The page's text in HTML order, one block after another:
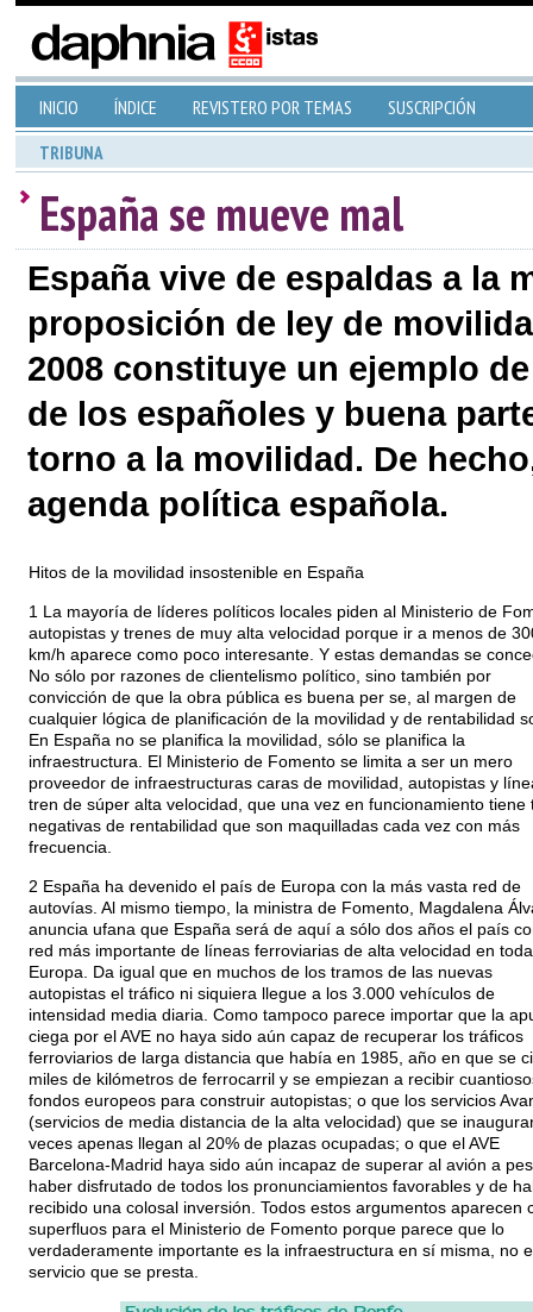
INICIO ÍNDICE REVISTERO POR TEMAS SUSCRIPCIÓN
TRIBUNA
España se mueve mal
España vive de espaldas a la
proposición de ley de
2008 constituye un ejemplo
de los españoles y buena
torno a la movilidad. De
agenda política española.
Hitos de la movilidad insostenible en España
1 La mayoría de líderes políticos locales piden al Ministerio de
autopistas y trenes de muy alta velocidad porque ir a menos de
km/h aparece como poco interesante. Y estas demandas se
No sólo por razones de clientelismo político, sino también por
convicción de que la obra pública es buena per se, al margen de
cualquier lógica de planificación de la movilidad y de rentabilidad
En España no se planifica la movilidad, sólo se planifica la
infraestructura. El Ministerio de Fomento se limita a ser un mero
proveedor de infraestructuras caras de movilidad, autopistas y
tren de súper alta velocidad, que una vez en funcionamiento tiene
negativas de rentabilidad que son maquilladas cada vez con más
frecuencia.
2 España ha devenido el país de Europa con la más vasta red de
autovías. Al mismo tiempo, la ministra de Fomento, Magdalena
anuncia ufana que España será de aquí a sólo dos años el país
red más importante de líneas ferroviarias de alta velocidad en toda
Europa. Da igual que en muchos de los tramos de las nuevas
autopistas el tráfico ni siquiera llegue a los 3.000 vehículos de
intensidad media diaria. Como tampoco parece importar que la
ciega por el AVE no haya sido aún capaz de recuperar los tráficos
ferroviarios de larga distancia que había en 1985, año en que se
miles de kilómetros de ferrocarril y se empiezan a recibir
fondos europeos para construir autopistas; o que los servicios
(servicios de media distancia de la alta velocidad) que se
veces apenas llegan al 20% de plazas ocupadas; o que el AVE
Barcelona-Madrid haya sido aún incapaz de superar al avión a
haber disfrutado de todos los pronunciamientos favorables y de
recibido una colosal inversión. Todos estos argumentos aparecen
superfluos para el Ministerio de Fomento porque parece que lo
verdaderamente importante es la infraestructura en sí misma, no
servicio que se presta.